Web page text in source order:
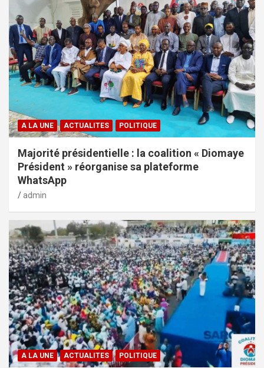
A LA UNE ACTUALITES POLITIQUE
Majorité présidentielle : la coalition « Diomaye
Président » réorganise sa plateforme
WhatsApp
admin
A LA UNE ACTUALITES POLITIQUE